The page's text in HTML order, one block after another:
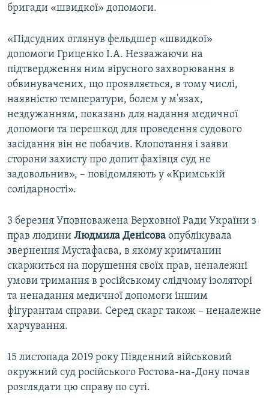
бригади «швидкої» допомоги.
«Підсудних оглянув фельдшер «швидкої»
допомоги Гриценко І.А. Незважаючи на
підтвердження ним вірусного захворювання в
обвинувачених, що проявляється, в тому числі,
наявністю температури, болем у м'язах,
нездужанням, показань для надання медичної
допомоги та перешкод для проведення судового
засідання він не побачив. Клопотання і заяви
сторони захисту про допит фахівця суд не
задовольнив», – повідомляють у «Кримській
солідарності».
3 березня Уповноважена Верховної Ради України з
прав людини Людмила Денісова опублікувала
звернення Мустафаєва, в якому кримчанин
скаржиться на порушення своїх прав, неналежні
умови тримання в російському слідчому ізоляторі
та ненадання медичної допомоги іншим
фігурантам справи. Серед скарг також – неналежне
харчування.
15 листопада 2019 року Південний військовий
окружний суд російського Ростова-на-Дону почав
розглядати цю справу по суті.